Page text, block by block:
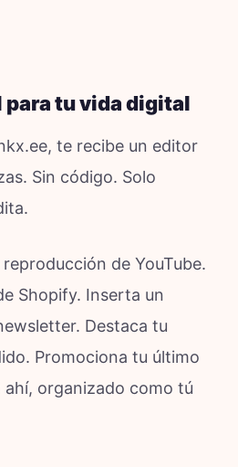
para tu vida digital
te recibe un editor
Sin código. Solo
de YouTube.
Shopify. Inserta un
Destaca tu
Promociona tu último
organizado como tú